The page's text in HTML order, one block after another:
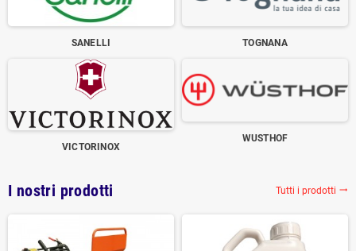
SANELLI TOGNANA
VICTORINOX
WUSTHOF
I nostri prodotti Tutti i prodotti trending_flat